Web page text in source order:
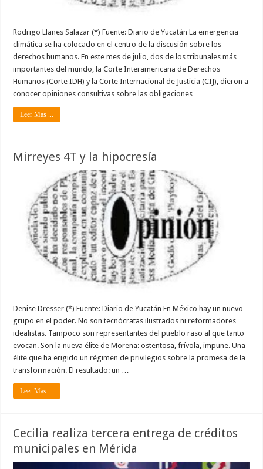
Rodrigo Llanes Salazar (*) Fuente: Diario de Yucatán La emergencia
climática se ha colocado en el centro de la discusión sobre los
derechos humanos. En este mes de julio, dos de los tribunales más
importantes del mundo, la Corte Interamericana de Derechos
Humanos (Corte IDH) y la Corte Internacional de Justicia (CIJ), dieron a
conocer opiniones consultivas sobre las obligaciones …
Leer Mas ...
Mirreyes 4T y la hipocresía
Denise Dresser (*) Fuente: Diario de Yucatán En México hay un nuevo
grupo en el poder. No son tecnócratas ilustrados ni reformadores
idealistas. Tampoco son representantes del pueblo raso al que tanto
evocan. Son la nueva élite de Morena: ostentosa, frívola, impune. Una
élite que ha erigido un régimen de privilegios sobre la promesa de la
transformación. El resultado: un …
Leer Mas ...
Cecilia realiza tercera entrega de créditos
municipales en Mérida